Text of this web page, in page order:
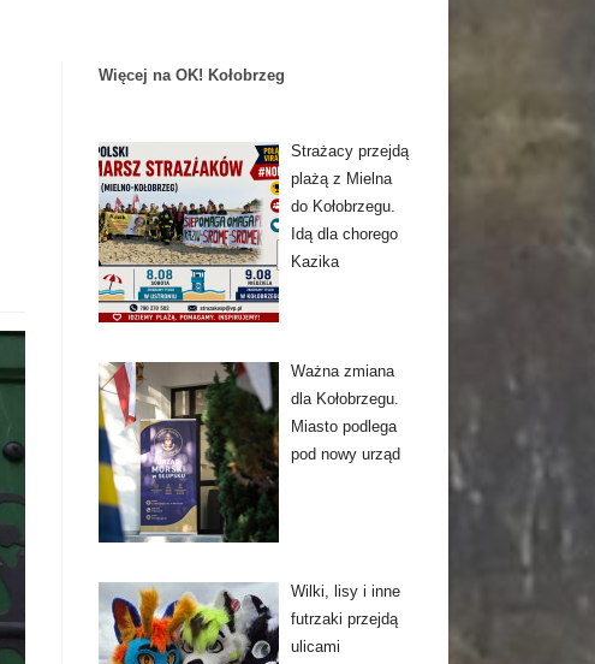
Więcej na OK! Kołobrzeg
Strażacy przejdą
plażą z Mielna
do Kołobrzegu.
Idą dla chorego
Kazika
Ważna zmiana
dla Kołobrzegu.
Miasto podlega
pod nowy urząd
Wilki, lisy i inne
futrzaki przejdą
ulicami